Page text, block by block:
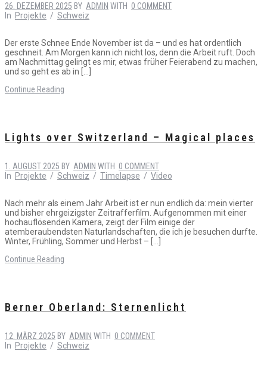
26. DEZEMBER 2025 BY ADMIN WITH 0 COMMENT
In Projekte / Schweiz
Der erste Schnee Ende November ist da – und es hat ordentlich
geschneit. Am Morgen kann ich nicht los, denn die Arbeit ruft. Doch
am Nachmittag gelingt es mir, etwas früher Feierabend zu machen,
und so geht es ab in […]
Continue Reading
Lights over Switzerland – Magical places
1. AUGUST 2025 BY ADMIN WITH 0 COMMENT
In Projekte / Schweiz / Timelapse / Video
Nach mehr als einem Jahr Arbeit ist er nun endlich da: mein vierter
und bisher ehrgeizigster Zeitrafferfilm. Aufgenommen mit einer
hochauflösenden Kamera, zeigt der Film einige der
atemberaubendsten Naturlandschaften, die ich je besuchen durfte.
Winter, Frühling, Sommer und Herbst – […]
Continue Reading
Berner Oberland: Sternenlicht
12. MÄRZ 2025 BY ADMIN WITH 0 COMMENT
In Projekte / Schweiz